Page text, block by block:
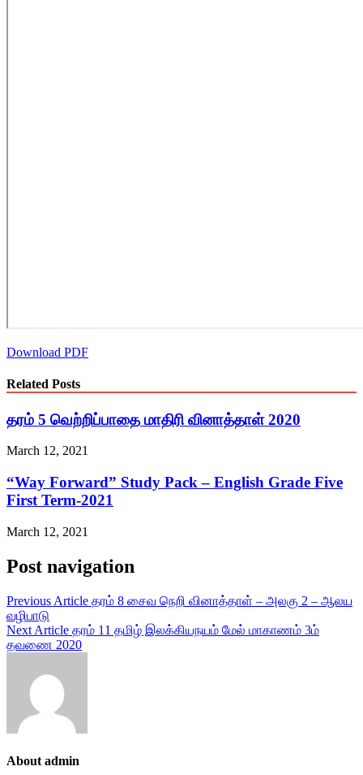
Download PDF
Related Posts
தரம் 5 வெற்றிப்பாதை மாதிரி வினாத்தாள் 2020
March 12, 2021
“Way Forward” Study Pack – English Grade Five
First Term-2021
March 12, 2021
Post navigation
Previous Article தரம் 8 சைவ நெறி வினாத்தாள் – அலகு 2 – ஆலய
வழிபாடு
Next Article தரம் 11 தமிழ் இலக்கியநயம் மேல் மாகாணம் 3ம்
தவணை 2020
About admin